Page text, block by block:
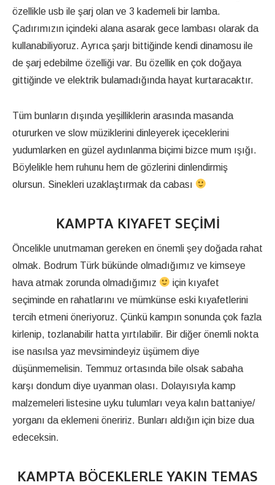
özellikle usb ile şarj olan ve 3 kademeli bir lamba.
Çadırımızın içindeki alana asarak gece lambası olarak da
kullanabiliyoruz. Ayrıca şarjı bittiğinde kendi dinamosu ile
de şarj edebilme özelliği var. Bu özellik en çok doğaya
gittiğinde ve elektrik bulamadığında hayat kurtaracaktır.
Tüm bunların dışında yeşilliklerin arasında masanda
otururken ve slow müziklerini dinleyerek içeceklerini
yudumlarken en güzel aydınlanma biçimi bizce mum ışığı.
Böylelikle hem ruhunu hem de gözlerini dinlendirmiş
olursun. Sinekleri uzaklaştırmak da cabası
KAMPTA KIYAFET SEÇIMI
Öncelikle unutmaman gereken en önemli şey doğada rahat
olmak. Bodrum Türk bükünde olmadığımız ve kimseye
hava atmak zorunda olmadığımız
için kıyafet
seçiminde en rahatlarını ve mümkünse eski kıyafetlerini
tercih etmeni öneriyoruz. Çünkü kampın sonunda çok fazla
kirlenip, tozlanabilir hatta yırtılabilir. Bir diğer önemli nokta
ise nasılsa yaz mevsimindeyiz üşümem diye
düşünmemelisin. Temmuz ortasında bile olsak sabaha
karşı dondum diye uyanman olası. Dolayısıyla kamp
malzemeleri listesine uyku tulumları veya kalın battaniye/
yorganı da eklemeni öneririz. Bunları aldığın için bize dua
edeceksin.
KAMPTA BÖCEKLERLE YAKIN TEMAS